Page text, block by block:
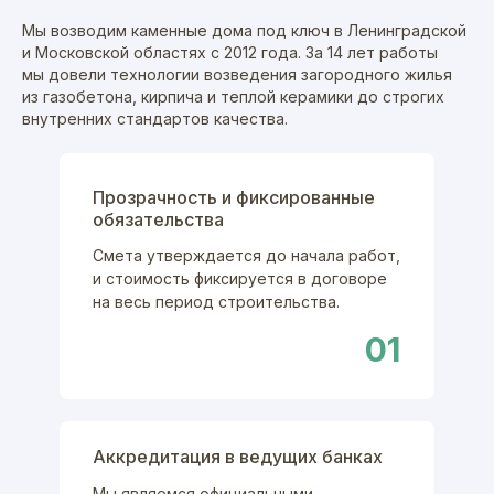
Мы возводим каменные дома под ключ в Ленинградской
и Московской областях с 2012 года. За 14 лет работы
мы довели технологии возведения загородного жилья
из газобетона, кирпича и теплой керамики до строгих
внутренних стандартов качества.
Смета утверждается до начала работ,
и стоимость фиксируется в договоре
на весь период строительства.
Прозрачность и фиксированные
обязательства
01
Аккредитация в ведущих банках